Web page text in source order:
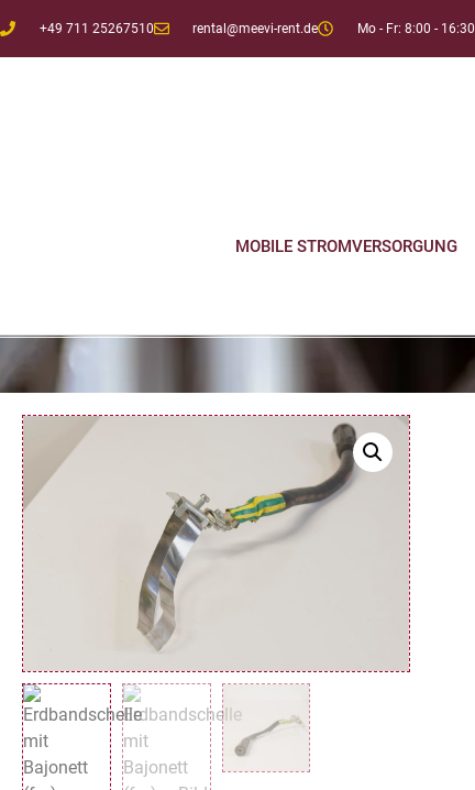
+49 711 25267510 rental@meevi-rent.de Mo - Fr: 8:00 - 16:30
MOBILE STROMVERSORGUNG